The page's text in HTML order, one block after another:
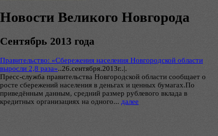
Новости Великого Новгорода
Сентябрь 2013 года
Правительство: «Сбережения населения Новгородской области
выросли 2,8 раза»..26.сентября.2013г..|.
Пресс-служба правительства Новгородской области сообщает о
росте сбережений населения в деньгах и ценных бумагах.По
приведённым данным, средний размер рублевого вклада в
кредитных организациях на одного... далее